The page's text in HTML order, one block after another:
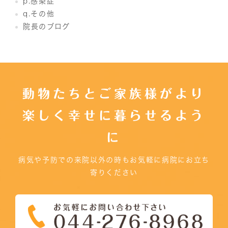
q.その他
院長のブログ
動物たちとご家族様がより
楽しく幸せに暮らせるよう
に
病気や予防での来院以外の時もお気軽に病院にお立ち
寄りください